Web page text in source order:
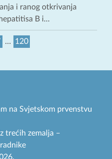
i ranog otkrivanja
B i...
… 120
na Svjetskom prvenstvu
trećih zemalja –